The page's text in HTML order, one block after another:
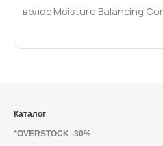
Аксессуары
О магазине
волос Moisture Balancing
Каталог
*OVERSTOCK -30%